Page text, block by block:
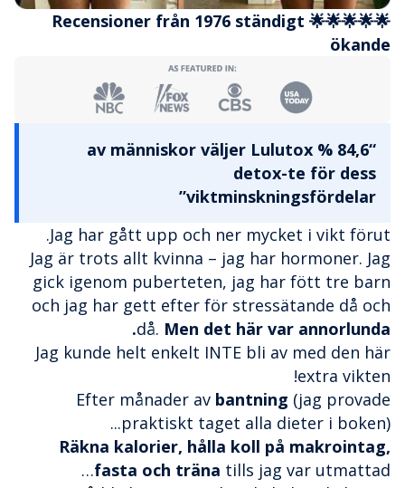
🌟🌟🌟🌟🌟 Recensioner från 1976 ständigt
ökande
“84,6 % av människor väljer Lulutox
detox-te för dess
viktminskningsfördelar”
Jag har gått upp och ner mycket i vikt förut.
Jag är trots allt kvinna – jag har hormoner. Jag
gick igenom puberteten, jag har fött tre barn
och jag har gett efter för stressätande då och
då. Men det här var annorlunda.
Jag kunde helt enkelt INTE bli av med den här
extra vikten!
Efter månader av bantning (jag provade
praktiskt taget alla dieter i boken)...
Räkna kalorier, hålla koll på makrointag,
fasta och träna tills jag var utmattad…